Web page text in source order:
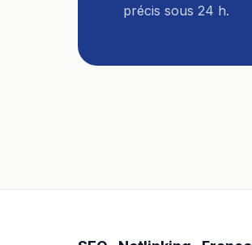
précis sous 24 h.